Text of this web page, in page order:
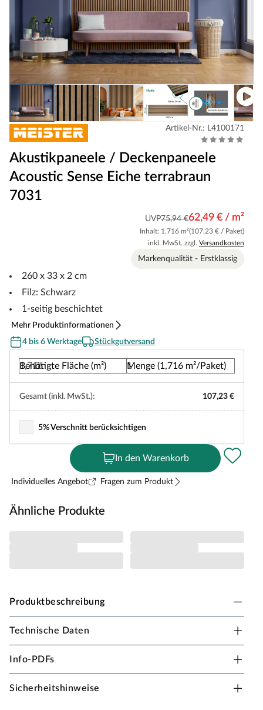
Artikel-Nr.: L4100171
Akustikpaneele / Deckenpaneele
Acoustic Sense Eiche terrabraun
7031
UVP75,94 €62,49 € / m²
Inhalt: 1.716 m²(107,23 € / Paket)
inkl. MwSt. zzgl. Versandkosten
Markenqualität - Erstklassig
260 x 33 x 2 cm
Filz: Schwarz
1-seitig beschichtet
Mehr Produktinformationen
4 bis 6 Werktage
Stückgutversand
Benötigte Fläche (m²) Menge (1,716 m²/Paket)
Gesamt (inkl. MwSt.): 107,23 €
5% Verschnitt berücksichtigen
In den Warenkorb
Individuelles Angebot Fragen zum Produkt
Ähnliche Produkte
Produktbeschreibung
Akustikpaneele Wandverkleidung Serie Acoustic
Sense
Eigenschaften der Produkte im Vordergrund. Die Paneele
Technische Daten
Info-PDFs
Sicherheitshinweise